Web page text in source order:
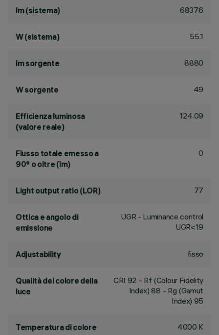
lm (sistema) 6837.6
W (sistema) 55.1
lm sorgente 8880
W sorgente 49
Efficienza luminosa
(valore reale)
124.09
Flusso totale emesso a
90° o oltre (lm)
0
Light output ratio (LOR) 77
Ottica e angolo di
emissione
UGR - Luminance control
UGR<19
Adjustability fisso
Qualità del colore della
luce
CRI 92 - Rf (Colour Fidelity
Index) 88 - Rg (Gamut
Index) 95
Temperatura di colore 4000 K